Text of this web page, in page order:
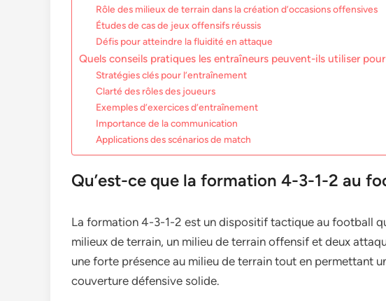
Rôle des milieux de terrain dans la création d’occasions offensives
Études de cas de jeux offensifs réussis
Défis pour atteindre la fluidité en attaque
Quels conseils pratiques les entraîneurs peuvent-ils utiliser
Stratégies clés pour l’entraînement
Clarté des rôles des joueurs
Exemples d’exercices d’entraînement
Importance de la communication
Applications des scénarios de match
Qu’est-ce que la formation 4-3-1-2 au
La formation 4-3-1-2 est un dispositif tactique au football
milieux de terrain, un milieu de terrain offensif et deux
une forte présence au milieu de terrain tout en permettant
couverture défensive solide.